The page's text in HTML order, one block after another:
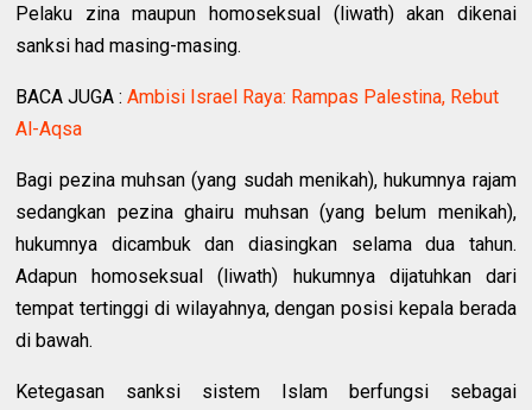
Pelaku zina maupun homoseksual (liwath) akan dikenai
sanksi had masing-masing.
BACA JUGA :Ambisi Israel Raya: Rampas Palestina, Rebut
Al-Aqsa
Bagi pezina muhsan (yang sudah menikah), hukumnya rajam
sedangkan pezina ghairu muhsan (yang belum menikah),
hukumnya dicambuk dan diasingkan selama dua tahun.
Adapun homoseksual (liwath) hukumnya dijatuhkan dari
tempat tertinggi di wilayahnya, dengan posisi kepala berada
di bawah.
Ketegasan sanksi sistem Islam berfungsi sebagai